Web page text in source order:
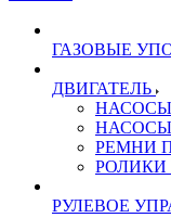
ГАЗОВЫЕ
ДВИГАТЕЛЬ
РЕМНИ
РОЛИКИ
РУЛЕВОЕ